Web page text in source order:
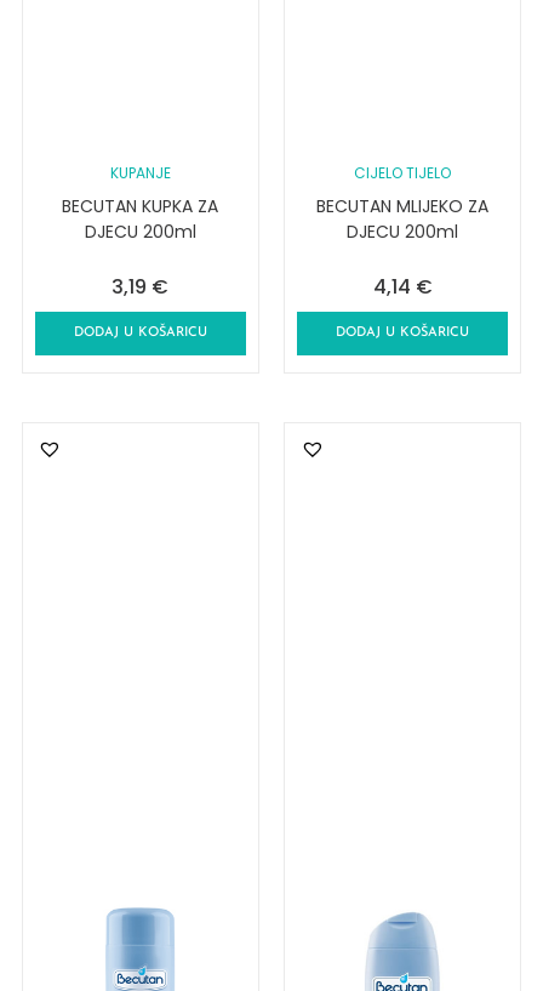
KUPANJE
BECUTAN KUPKA ZA
DJECU 200ml
3,19 €
DODAJ U KOŠARICU
CIJELO TIJELO
BECUTAN MLIJEKO ZA
DJECU 200ml
4,14 €
DODAJ U KOŠARICU